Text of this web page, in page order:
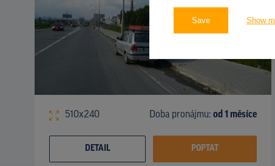
Save Show
510x240 Doba pronájmu: od 1 měsíce
DETAIL POPTAT